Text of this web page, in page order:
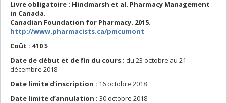
Livre obligatoire : Hindmarsh et al. Pharmacy Management
in Canada.
Canadian Foundation for Pharmacy. 2015.
http://www.pharmacists.ca/pmcumont
Coût : 410 $
Date de début et de fin du cours : du 23 octobre au 21
décembre 2018
Date limite d’inscription : 16 octobre 2018
Date limite d’annulation : 30 octobre 2018